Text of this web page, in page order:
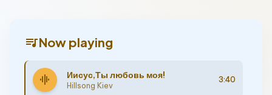
queue_musicNow playing
graphic_eq Иисус,Ты любовь моя!
Hillsong Kiev
3:40